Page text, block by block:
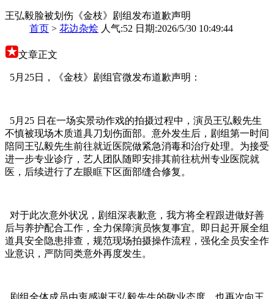
王弘毅脸被划伤《金枝》剧组发布道歉声明
首页 > 花边杂烩 人气:52 日期:2026/5/30 10:49:44
文章正文
5月25日，《金枝》剧组官微发布道歉声明：
5月25 日在一场实景动作戏的拍摄过程中，演员王弘毅先生
不慎被现场木质道具刀划伤面部。意外发生后，剧组第一时间
陪同王弘毅先生前往就近医院做紧急消毒和治疗处理。为接受
进一步专业诊疗，艺人团队随即安排其前往杭州专业医院就
医，后续进行了左眼眶下区面部缝合修复。
对于此次意外状况，剧组深表歉意，我方将全程跟进做好善
后与养护配合工作，全力保障演员恢复事宜。即日起开展全组
道具安全隐患排查，规范现场拍摄操作流程，强化全员安全作
业意识，严防同类意外再度发生。
剧组全体成员由衷感谢王弘毅先生的敬业态度，也再次向王